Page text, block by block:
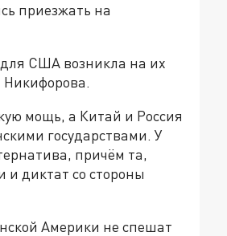
приезжать на
США возникла на их
Никифорова.
мощь, а Китай и Россия
государствами. У
причём та,
и диктат со стороны
Америки не спешат